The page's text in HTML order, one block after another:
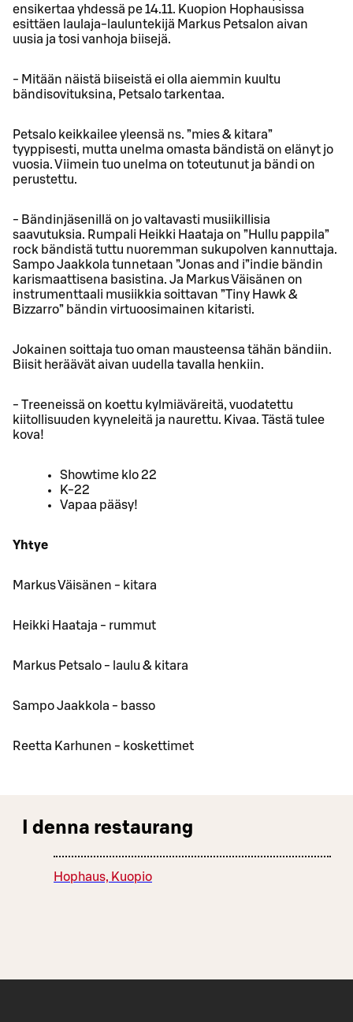
ensikertaa yhdessä pe 14.11. Kuopion Hophausissa
esittäen laulaja-lauluntekijä Markus Petsalon aivan
uusia ja tosi vanhoja biisejä.
- Mitään näistä biiseistä ei olla aiemmin kuultu
bändisovituksina, Petsalo tarkentaa.
Petsalo keikkailee yleensä ns. ”mies & kitara”
tyyppisesti, mutta unelma omasta bändistä on elänyt jo
vuosia. Viimein tuo unelma on toteutunut ja bändi on
perustettu.
- Bändinjäsenillä on jo valtavasti musiikillisia
saavutuksia. Rumpali Heikki Haataja on ”Hullu pappila”
rock bändistä tuttu nuoremman sukupolven kannuttaja.
Sampo Jaakkola tunnetaan ”Jonas and i”indie bändin
karismaattisena basistina. Ja Markus Väisänen on
instrumenttaali musiikkia soittavan ”Tiny Hawk &
Bizzarro” bändin virtuoosimainen kitaristi.
Jokainen soittaja tuo oman mausteensa tähän bändiin.
Biisit heräävät aivan uudella tavalla henkiin.
- Treeneissä on koettu kylmiäväreitä, vuodatettu
kiitollisuuden kyyneleitä ja naurettu. Kivaa. Tästä tulee
kova!
Showtime klo 22
K-22
Vapaa pääsy!
Yhtye
Markus Väisänen - kitara
Heikki Haataja - rummut
Markus Petsalo - laulu & kitara
Sampo Jaakkola - basso
Reetta Karhunen - koskettimet
I denna restaurang
Hophaus, Kuopio